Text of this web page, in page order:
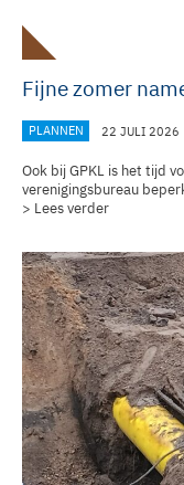
Fijne zomer
PLANNEN 22 JULI 2026
Ook bij GPKL is het tijd
verenigingsbureau
> Lees verder